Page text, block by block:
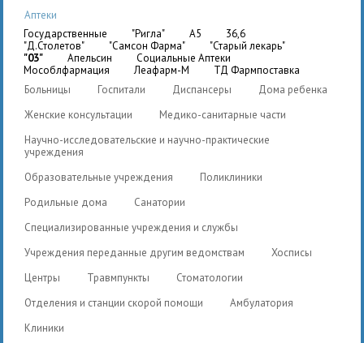
Аптеки
государственные
"Ригла" A5
36,6
"Д.Столетов"
"Самсон Фарма"
"Старый лекарь"
"03"
Апельсин
Социальные Аптеки
Мособлфармация
Леафарм-М
ТД Фармпоставка
Больницы
Госпитали Диспансеры
Дома ребенка
Женские консультации
Медико-санитарные части
Научно-исследовательские и научно-практические
учреждения
Образовательные учреждения
Поликлиники
Родильные дома
Санатории
Специализированные учреждения и службы
Учреждения переданные другим ведомствам
Хосписы
Центры
Травмпункты
Стоматологии
Отделения и станции скорой помощи
Амбулатория
Клиники